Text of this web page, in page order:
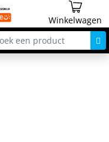
Winkelwagen